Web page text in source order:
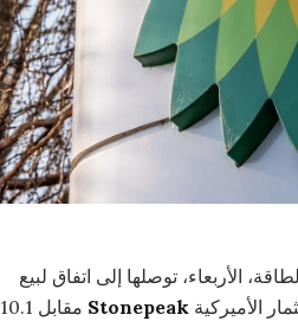
الأربعاء، توصلها إلى اتفاق لبيع
Stonepeak
مقابل 10.1